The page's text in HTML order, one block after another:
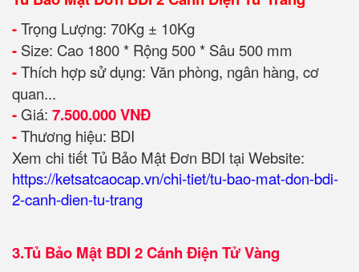
-Trọng Lượng: 70Kg ± 10Kg
- Size: Cao 1800 * Rộng 500 * Sâu 500 mm
-Thích hợp sử dụng: Văn phòng, ngân hàng, cơ
quan...
- Giá: 7.500.000 VNĐ
-Thương hiệu: BDI
Xem chi tiết Tủ Bảo Mật Đơn BDI tại Website:
https://ketsatcaocap.vn/chi-tiet/tu-bao-mat-don-bdi-
2-canh-dien-tu-trang
3.Tủ Bảo Mật BDI 2 Cánh Điện Tử Vàng